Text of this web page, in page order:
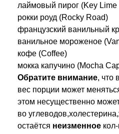
лаймовый пирог (Key Lime
рокки роуд (Rocky Road)
французский ванильный
ванильное мороженое
кофе (Coffee)
мокка капучино (Mocha
Обратите внимание, что
вес порции может
этом несущественно
во
остаётся неизменное